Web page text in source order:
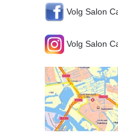
Volg Salon
Volg Salon